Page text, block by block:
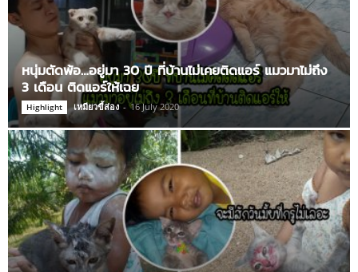
หนุ่มตัดพ้อ…อยู่มา 30 ปี ที่บ้านไม่เคยติดแอร์ แมวมาไม่ถึง
3 เดือน ติดแอร์ให้เฉย
Highlight เหมียวขี้ส่อง - 16 July 2020